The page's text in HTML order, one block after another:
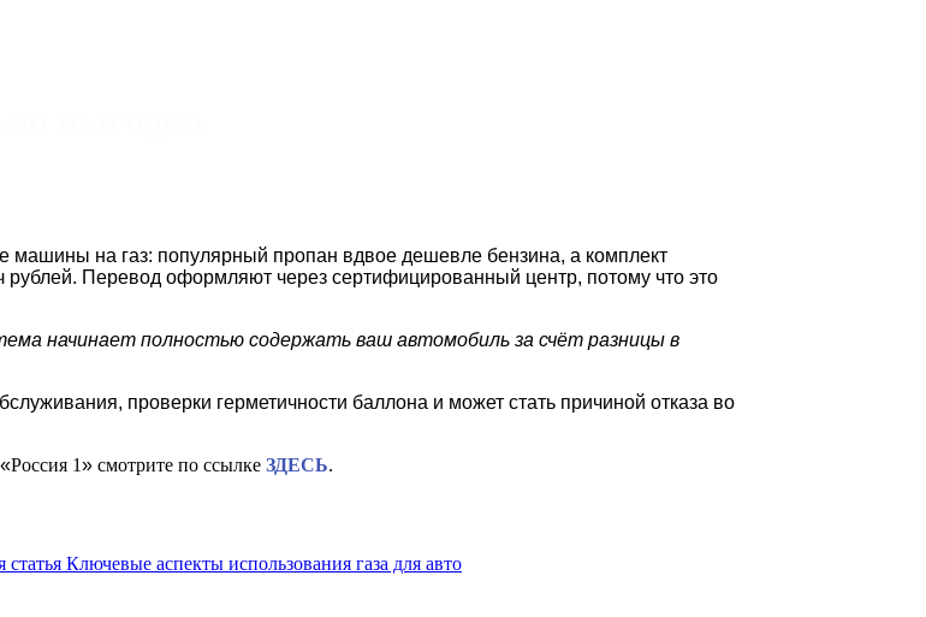
машины на газ: популярный пропан вдвое дешевле бензина, а комплект
Перевод оформляют через сертифицированный центр, потому что это
начинает полностью содержать ваш автомобиль за счёт разницы в
проверки герметичности баллона и может стать причиной отказа во
«Россия 1» смотрите по ссылке ЗДЕСЬ.
Ключевые аспекты использования газа для авто